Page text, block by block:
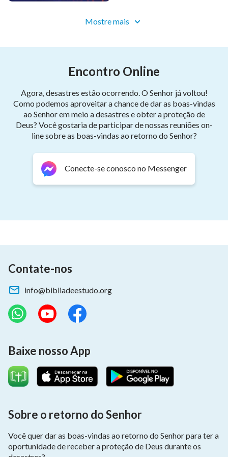
de “Seguir o Cordeiro e cantar cânticos novos”
Mostre mais
Encontro Online
Agora, desastres estão ocorrendo. O Senhor já voltou!
Como podemos aproveitar a chance de dar as boas-vindas
ao Senhor em meio a desastres e obter a proteção de
Deus? Você gostaria de participar de nossas reuniões on-
line sobre as boas-vindas ao retorno do Senhor?
Conecte-se conosco no Messenger
Contate-nos
info@bibliadeestudo.org
Baixe nosso App
Sobre o retorno do Senhor
Você quer dar as boas-vindas ao retorno do Senhor para ter a
oportunidade de receber a proteção de Deus durante os